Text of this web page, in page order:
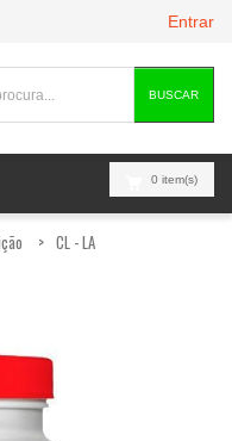
Entrar
BUSCAR
0 item(s)
CL - LA